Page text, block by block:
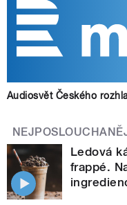
Audiosvět Českého
Ledová
frappé.